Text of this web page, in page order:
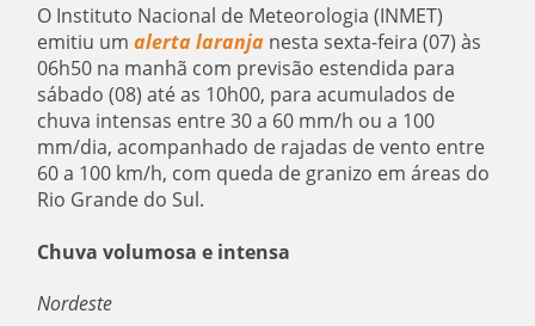
O Instituto Nacional de Meteorologia (INMET)
emitiu umalerta laranja nesta sexta-feira (07) às
06h50 na manhã com previsão estendida para
sábado (08) até as 10h00, para acumulados de
chuva intensas entre 30 a 60 mm/h ou a 100
mm/dia, acompanhado de rajadas de vento entre
60 a 100 km/h, com queda de granizo em áreas do
Rio Grande do Sul.
Chuva volumosa e intensa
Nordeste